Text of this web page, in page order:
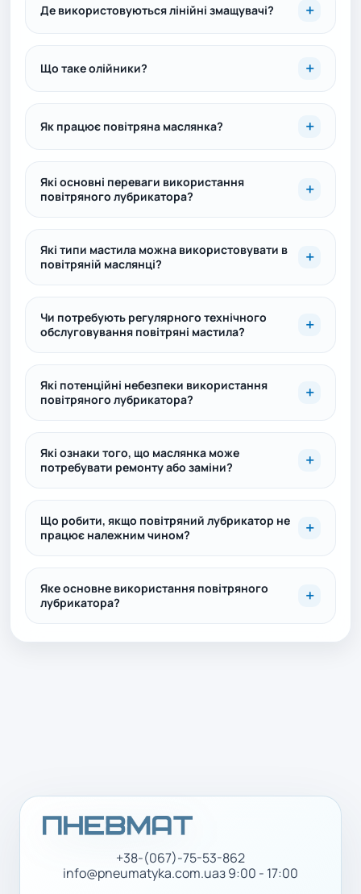
Де використовуються лінійні змащувачі?
Що таке олійники?
Як працює повітряна маслянка?
Які основні переваги використання
повітряного лубрикатора?
Які типи мастила можна використовувати в
повітряній маслянці?
Чи потребують регулярного технічного
обслуговування повітряні мастила?
Які потенційні небезпеки використання
повітряного лубрикатора?
Які ознаки того, що маслянка може
потребувати ремонту або заміни?
Що робити, якщо повітряний лубрикатор не
працює належним чином?
Яке основне використання повітряного
лубрикатора?
+38-(067)-75-53-862
info@pneumatyka.com.uaз 9:00 - 17:00